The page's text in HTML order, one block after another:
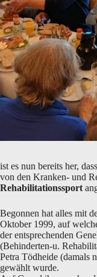
ist es nun bereits her,
von den Kranken- und
Rehabilitationssport
Begonnen hat alles mit
Oktober 1999, auf
der entsprechenden
(Behinderten-u.
Petra Tödheide (damals
gewählt wurde.